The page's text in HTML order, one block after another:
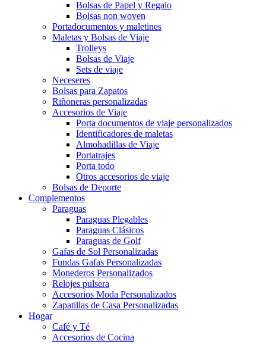
Bolsas de Papel y Regalo
Bolsas non woven
Portadocumentos y maletines
Maletas y Bolsas de Viaje
Trolleys
Bolsas de Viaje
Sets de viaje
Neceseres
Bolsas para Zapatos
Riñoneras personalizadas
Accesorios de Viaje
Porta documentos de viaje personalizados
Identificadores de maletas
Almohadillas de Viaje
Portatrajes
Porta todo
Otros accesorios de viaje
Bolsas de Deporte
Complementos
Paraguas
Paraguas Plegables
Paraguas Clásicos
Paraguas de Golf
Gafas de Sol Personalizadas
Fundas Gafas Personalizadas
Monederos Personalizados
Relojes pulsera
Accesorios Moda Personalizados
Zapatillas de Casa Personalizadas
Hogar
Café y Té
Accesorios de Cocina